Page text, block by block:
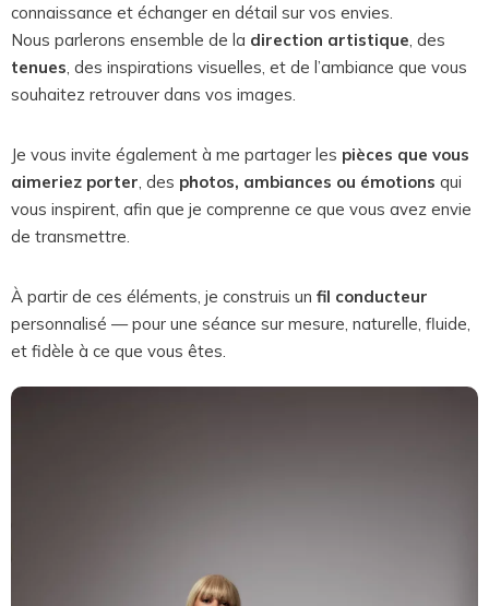
connaissance et échanger en détail sur vos envies.
Nous parlerons ensemble de la direction artistique, des
tenues, des inspirations visuelles, et de l’ambiance que vous
souhaitez retrouver dans vos images.
Je vous invite également à me partager les pièces que vous
aimeriez porter, des photos, ambiances ou émotions qui
vous inspirent, afin que je comprenne ce que vous avez envie
de transmettre.
À partir de ces éléments, je construis un fil conducteur
personnalisé — pour une séance sur mesure, naturelle, fluide,
et fidèle à ce que vous êtes.